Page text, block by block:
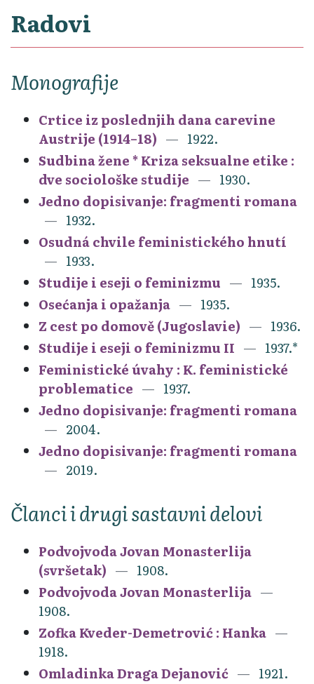
Radovi
Monografije
Crtice iz poslednjih dana carevine
Austrije (1914–18)
1922.
Sudbina žene * Kriza seksualne etike :
dve sociološke studije
1930.
Jedno dopisivanje: fragmenti romana
1932.
Osudná chvile feministického hnutí
1933.
Studije i eseji o feminizmu
1935.
Osećanja i opažanja
1935.
Z cest po domově (Jugoslavie)
1936.
Studije i eseji o feminizmu II
1937.*
Feministické úvahy : K. feministické
problematice
1937.
Jedno dopisivanje: fragmenti romana
2004.
Jedno dopisivanje: fragmenti romana
2019.
Članci i drugi sastavni delovi
Podvojvoda Jovan Monasterlija
(svršetak)
1908.
Podvojvoda Jovan Monasterlija
1908.
Zofka Kveder-Demetrović : Hanka
1918.
Omladinka Draga Dejanović
1921.